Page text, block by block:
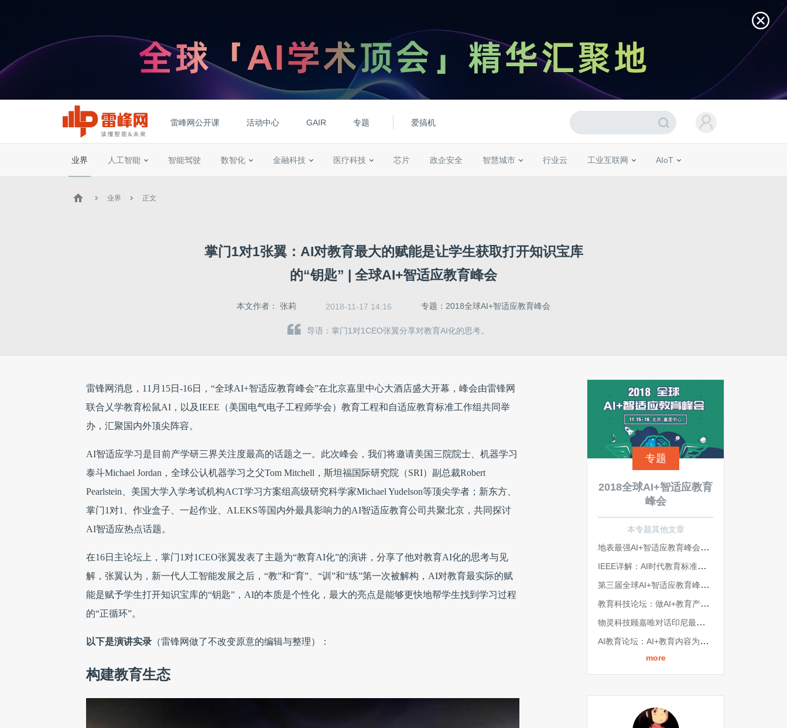
雷峰网公开课 活动中心 GAIR 专题 爱搞机
业界 人工智能 智能驾驶 数智化 金融科技 医疗科技 芯片 政企安全 智慧城市 行业云 工业互联网 AIoT
业界 正文
掌门1对1张翼：AI对教育最大的赋能是让学生获取打开知识宝库
的“钥匙” | 全球AI+智适应教育峰会
本文作者： 张莉 2018-11-17 14:16 专题：2018全球AI+智适应教育峰会
导语：掌门1对1CEO张翼分享对教育AI化的思考。
雷锋网消息，11月15日-16日，“全球AI+智适应教育峰会”在北京嘉里中心大酒店盛大开幕，峰会由雷锋网
联合乂学教育松鼠AI，以及IEEE（美国电气电子工程师学会）教育工程和自适应教育标准工作组共同举
办，汇聚国内外顶尖阵容。
AI智适应学习是目前产学研三界关注度最高的话题之一。此次峰会，我们将邀请美国三院院士、机器学习
泰斗Michael Jordan，全球公认机器学习之父Tom Mitchell，斯坦福国际研究院（SRI）副总裁Robert
Pearlstein、美国大学入学考试机构ACT学习方案组高级研究科学家Michael Yudelson等顶尖学者；新东方、
掌门1对1、作业盒子、一起作业、ALEKS等国内外最具影响力的AI智适应教育公司共聚北京，共同探讨
AI智适应热点话题。
在16日主论坛上，掌门1对1CEO张翼发表了主题为“教育AI化”的演讲，分享了他对教育AI化的思考与见
解，张翼认为，新一代人工智能发展之后，“教”和“育”、“训”和“练”第一次被解构，AI对教育最实际的赋
能是赋予学生打开知识宝库的“钥匙”，AI的本质是个性化，最大的亮点是能够更快地帮学生找到学习过程
的“正循环”。
以下是演讲实录 （雷锋网做了不改变原意的编辑与整理）：
构建教育生态
专题
2018全球AI+智适应教育
峰会
本专题其他文章
地表最强AI+智适应教育峰会今日开幕！Michael Jordan、ALEKS、乂学教育同台论辩
IEEE详解：AI时代教育标准应该呈现怎样的状态？ | 全球AI+智适应教育峰会
第三届全球AI+智适应教育峰会将于5月召开，来看看亮点都有哪些？
教育科技论坛：做AI+教育产品，切忌用力过猛 | 全球AI+智适应教育峰会
物灵科技顾嘉唯对话印尼最大教育公司：科技赋能教育面临哪些挑战？ | 全球AI+智适应教育峰会
AI教育论坛：AI+教育内容为先 需要新数据集衡量学习效率 | 全球AI+智适应教育峰会
more